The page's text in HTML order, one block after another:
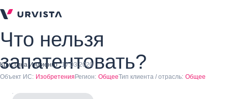
Что нельзя
запатентовать?
Кристина Индиенко 17.03.2020
Объект ИС: Изобретения Регион: ОбщееТип клиента / отрасль: Общее